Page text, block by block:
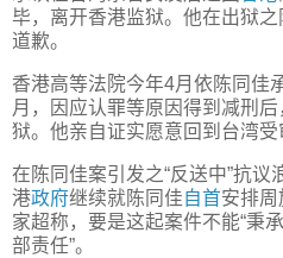
毕，离开香港监狱。他在出狱
道歉。
香港高等法院今年4月依陈同佳
月，因应认罪等原因得到减刑
狱。他亲自证实愿意回到台湾受
在陈同佳案引发之“反送中”抗
港政府继续就陈同佳自首安排
家超称，要是这起案件不能“秉
部责任”。